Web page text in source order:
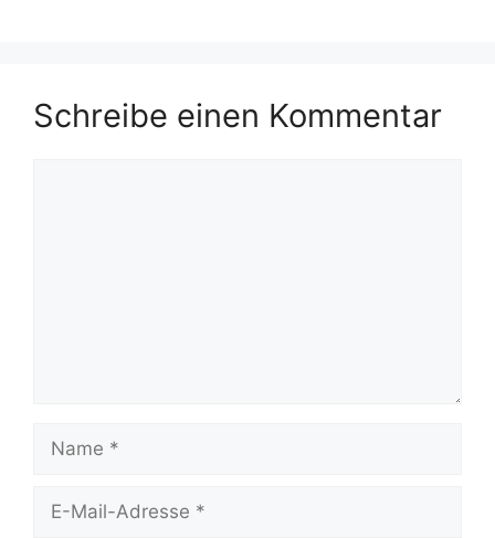
Schreibe einen Kommentar
Mail-